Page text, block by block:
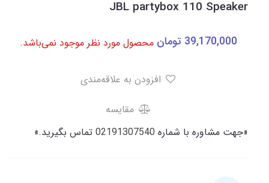
JBL partybox 110 Speaker
39,170,000 تومان محصول مورد نظر موجود نمی‌باشد.
مقایسه
«جهت مشاوره با شماره 02191307540 تماس بگیرید.»